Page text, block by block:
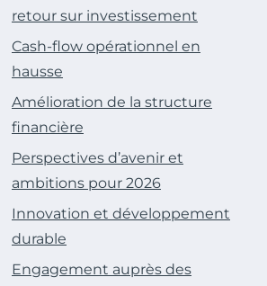
retour sur investissement
Cash-flow opérationnel en
hausse
Amélioration de la structure
financière
Perspectives d’avenir et
ambitions pour 2026
Innovation et développement
durable
Engagement auprès des